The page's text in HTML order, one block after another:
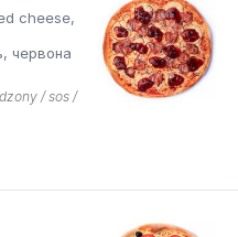
cheese,
червона
/ sos /